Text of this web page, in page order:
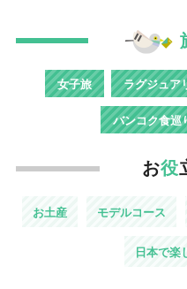
女子旅 ラグジュア
バンコク食巡
お役
お土産 モデルコース
日本で楽